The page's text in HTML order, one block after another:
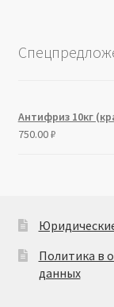
Антифриз 10кг
750.00₽
Политика в
данных